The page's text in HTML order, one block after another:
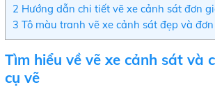
2 Hướng dẫn chi tiết vẽ xe cảnh sát đơn
3 Tô màu tranh vẽ xe cảnh sát đẹp và
Tìm hiểu về vẽ xe cảnh sát và
cụ vẽ